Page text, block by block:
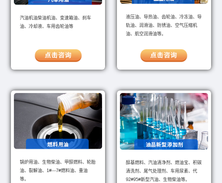
汽油机油柴油机油、变速箱油、刹车
油、冷却液、车用齿轮油等
液压油、导热油、齿轮油、冷冻油、导
轨油、润滑油、防锈油、空气压缩机
油、航空润滑油等。
锅炉用油、生物柴油、甲醇燃料、轮胎
油、裂解油、1#---7#燃料油、重油
等。
醇基燃料、汽油清净剂、燃油宝、积碳
清洗剂、尾气处理剂、车用尿素、代
92#95#新型汽油、生物柴油等。